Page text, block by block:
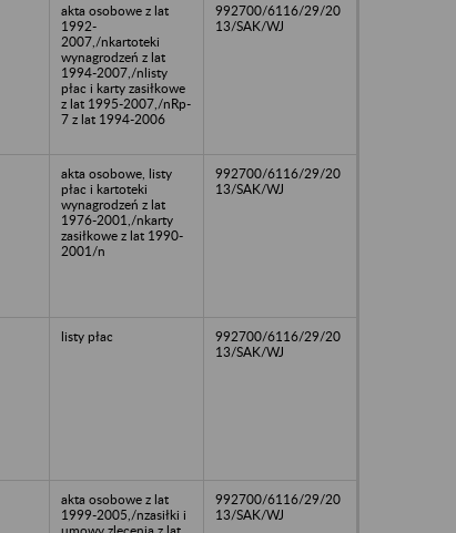
akta osobowe z lat
1992-
2007,/nkartoteki
wynagrodzeń z lat
1994-2007,/nlisty
płac i karty zasiłkowe
z lat 1995-2007,/nRp-
7 z lat 1994-2006
992700/6116/29/20
13/SAK/WJ
akta osobowe, listy
płac i kartoteki
wynagrodzeń z lat
1976-2001,/nkarty
zasiłkowe z lat 1990-
2001/n
992700/6116/29/20
13/SAK/WJ
listy płac
992700/6116/29/20
13/SAK/WJ
akta osobowe z lat
1999-2005,/nzasiłki i
992700/6116/29/20
13/SAK/WJ